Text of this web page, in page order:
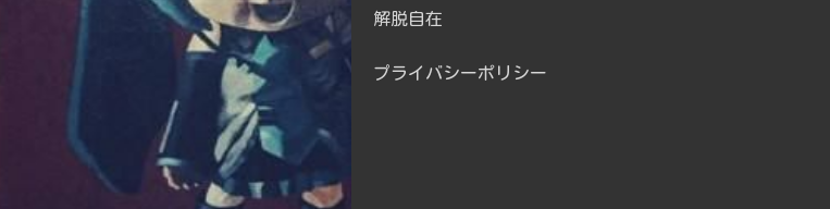
解脱自在
プライバシーポリシー